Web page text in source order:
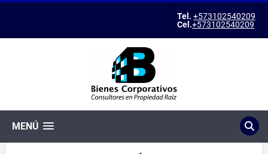
Tel. +573102540209
Cel.+573102540209
MENÚ